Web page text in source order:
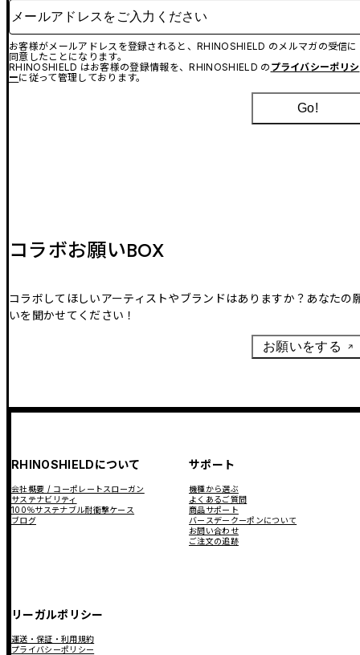
メールアドレスをご入力ください
お客様がメールアドレスを登録されると、RHINOSHIELD のメルマガの受信に
同意したことになります。
RHINOSHIELD はお客様の登録情報を、RHINOSHIELD の プライバシーポリシ
ーに従って管理しております。
Go!
コラボお願いBOX
コラボしてほしいアーティストやブランドはありますか？あなたの
いを聞かせてください！
お願いをする
RHINOSHIELDについて
会社概要 / コーポレートスローガン
サステナビリティ
100％サステナブル耐衝撃ケース
ブログ
サポート
機種から選ぶ
よくあるご質問
商品サポート
バースデークーポンについて
お問い合わせ
ご注文の追跡
リーガルポリシー
運送・保証・利用規約
プライバシーポリシー